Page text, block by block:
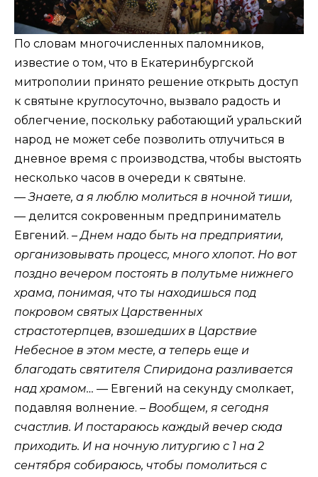
По словам многочисленных паломников,
известие о том, что в Екатеринбургской
митрополии принято решение открыть доступ
к святыне круглосуточно, вызвало радость и
облегчение, поскольку работающий уральский
народ не может себе позволить отлучиться в
дневное время с производства, чтобы выстоять
несколько часов в очереди к святыне.
— Знаете, а я люблю молиться в ночной тиши,
— делится сокровенным предприниматель
Евгений. –Днем надо быть на предприятии,
организовывать процесс, много хлопот. Но вот
поздно вечером постоять в полутьме нижнего
храма, понимая, что ты находишься под
покровом святых Царственных
страстотерпцев, взошедших в Царствие
Небесное в этом месте, а теперь еще и
благодать святителя Спиридона разливается
над храмом… — Евгений на секунду смолкает,
подавляя волнение. – Вообщем, я сегодня
счастлив. И постараюсь каждый вечер сюда
приходить. И на ночную литургию с 1 на 2
сентября собираюсь, чтобы помолиться с